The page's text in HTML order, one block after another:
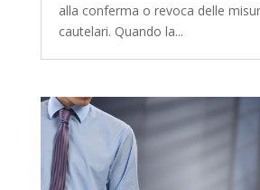
alla conferma o revoca delle
cautelari. Quando la...